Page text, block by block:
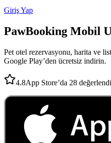
Giriş Yap
PawBooking Mobil
Pet otel rezervasyonu, harita ve
Google Play’den ücretsiz indirin.
4.8App Store’da 28